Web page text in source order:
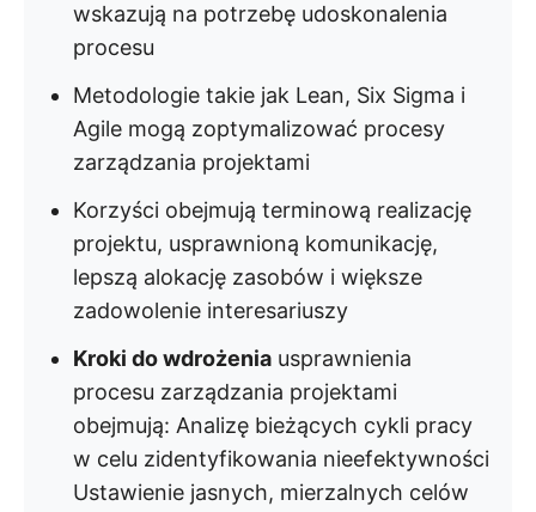
wskazują na potrzebę udoskonalenia
procesu
Metodologie takie jak Lean, Six Sigma i
Agile mogą zoptymalizować procesy
zarządzania projektami
Korzyści obejmują terminową realizację
projektu, usprawnioną komunikację,
lepszą alokację zasobów i większe
zadowolenie interesariuszy
Kroki do wdrożenia usprawnienia
procesu zarządzania projektami
obejmują: Analizę bieżących cykli pracy
w celu zidentyfikowania nieefektywności
Ustawienie jasnych, mierzalnych celów